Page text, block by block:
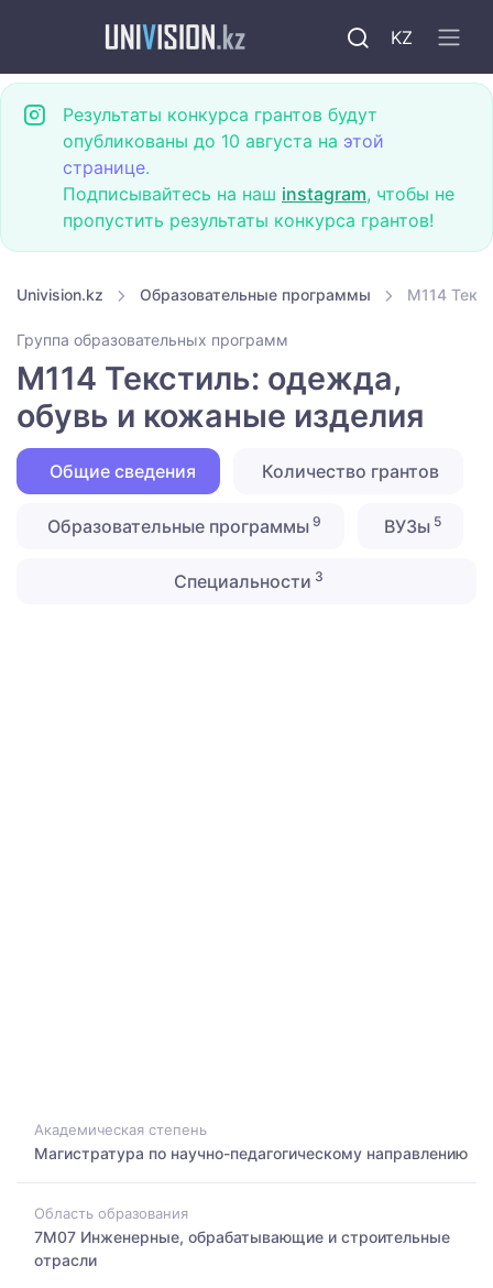
KZ
Результаты конкурса грантов будут
опубликованы до 10 августа на этой
странице.
Подписывайтесь на наш instagram, чтобы не
пропустить результаты конкурса грантов!
Univision.kz Образовательные программы M114
Группа образовательных программ
M114 Текстиль: одежда,
обувь и кожаные изделия
Общие сведения Количество грантов
Образовательные программы 9 ВУЗы5
Специальности 3
Академическая степень
Магистратура по научно-педагогическому направлению
Область образования
7M07 Инженерные, обрабатывающие и строительные
отрасли